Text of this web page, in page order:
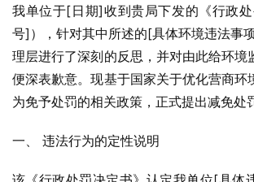
我单位于[日期]收到贵局下发的《行政
号]），针对其中所述的[具体环境违法事
理层进行了深刻的反思，并对由此给环境
便深表歉意。现基于国家关于优化营商环
为免予处罚的相关政策，正式提出减免处
一、 违法行为的定性说明